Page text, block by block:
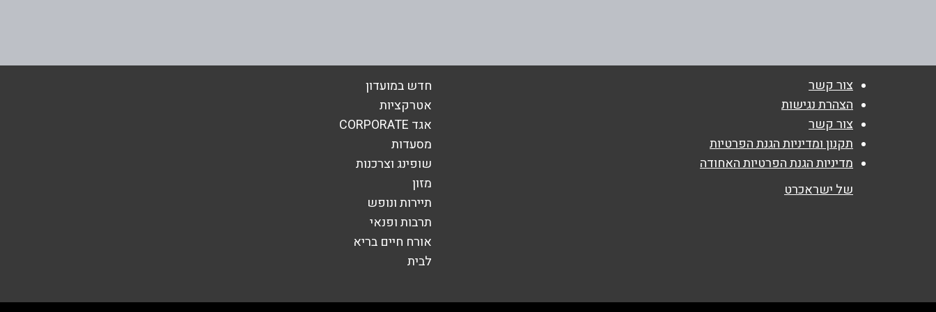
טלפון* אימייל*
אנא חזרו אלי בקשר ל...
הודעה*
צור קשר
הצהרת נגישות
צור קשר
תקנון ומדיניות הגנת הפרטיות
מדיניות הגנת הפרטיות האחודה
של ישראכרט
חדש במועדון
אטרקציות
אגד CORPORATE
מסעדות
שופינג וצרכנות
מזון
תיירות ונופש
תרבות ופנאי
אורח חיים בריא
לבית